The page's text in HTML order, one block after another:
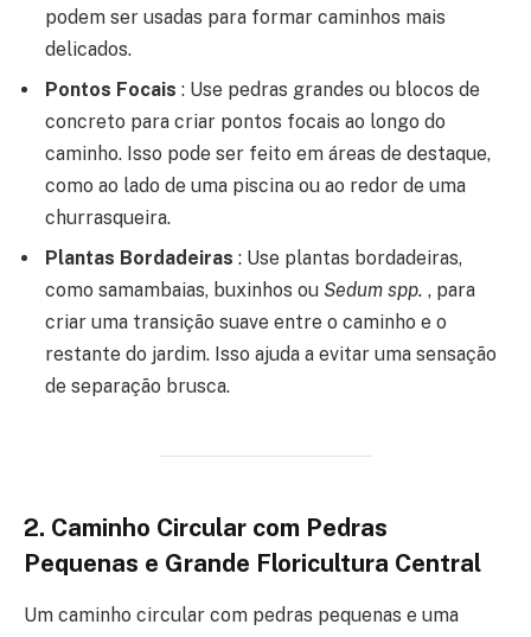
podem ser usadas para formar caminhos mais
delicados.
Pontos Focais : Use pedras grandes ou blocos de
concreto para criar pontos focais ao longo do
caminho. Isso pode ser feito em áreas de destaque,
como ao lado de uma piscina ou ao redor de uma
churrasqueira.
Plantas Bordadeiras : Use plantas bordadeiras,
como samambaias, buxinhos ou Sedum spp. , para
criar uma transição suave entre o caminho e o
restante do jardim. Isso ajuda a evitar uma sensação
de separação brusca.
2. Caminho Circular com Pedras
Pequenas e Grande Floricultura Central
Um caminho circular com pedras pequenas e uma